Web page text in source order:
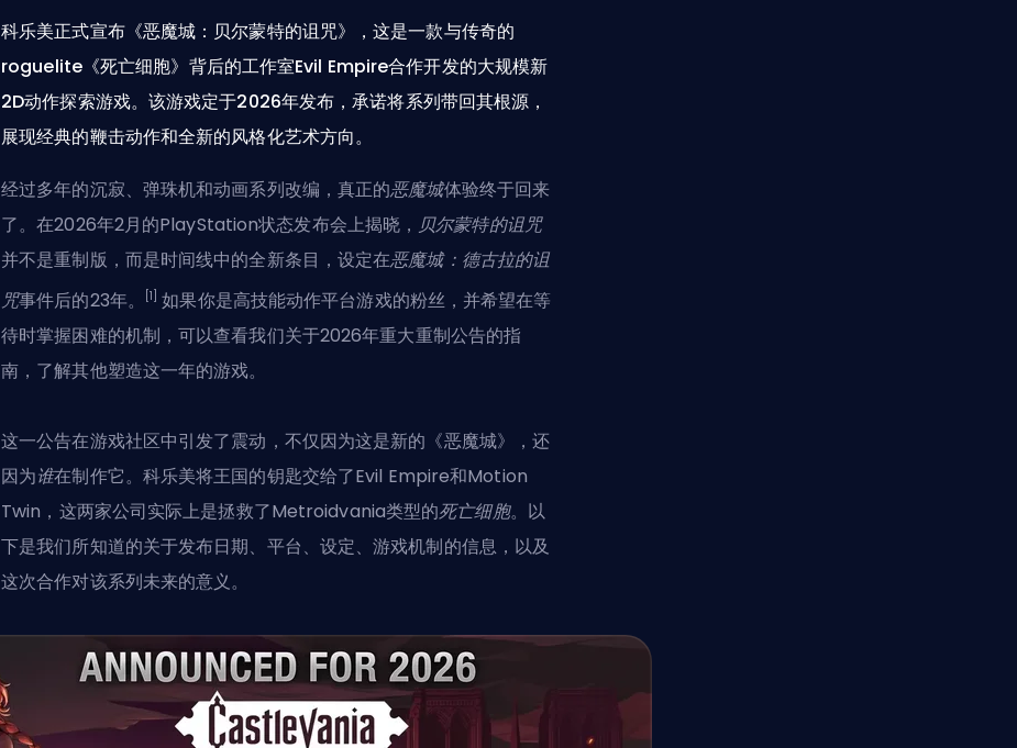
科乐美正式宣布《恶魔城：贝尔蒙特的诅咒》，这是一款与传奇的
roguelite《死亡细胞》背后的工作室Evil Empire合作开发的大规模新
2D动作探索游戏。该游戏定于2026年发布，承诺将系列带回其根源，
展现经典的鞭击动作和全新的风格化艺术方向。
经过多年的沉寂、弹珠机和动画系列改编，真正的恶魔城体验终于回来
了。在2026年2月的PlayStation状态发布会上揭晓， 贝尔蒙特的诅咒
并不是重制版，而是时间线中的全新条目，设定在恶魔城：德古拉的诅
咒事件后的23年。 [1] 如果你是高技能动作平台游戏的粉丝，并希望在等
待时掌握困难的机制，可以查看我们关于2026年重大重制公告的指
南，了解其他塑造这一年的游戏。
这一公告在游戏社区中引发了震动，不仅因为这是新的《恶魔城》，还
因为谁在制作它。科乐美将王国的钥匙交给了Evil Empire和Motion
Twin，这两家公司实际上是拯救了Metroidvania类型的死亡细胞。以
下是我们所知道的关于发布日期、平台、设定、游戏机制的信息，以及
这次合作对该系列未来的意义。